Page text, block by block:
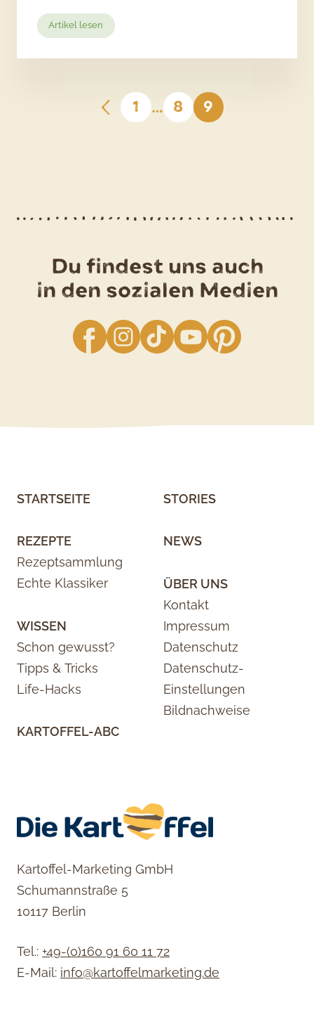
Artikel lesen
Vegetarische
Champignon-
Paprika-
1 … 8 9
Du findest uns auch
in den sozialen Medien
facebookInstagram
TikTok YouTube
STARTSEITE
REZEPTE
Rezeptsammlung
Echte Klassiker
WISSEN
Schon gewusst?
Tipps & Tricks
Life-Hacks
KARTOFFEL-ABC
STORIES
NEWS
ÜBER UNS
Kontakt
Impressum
Datenschutz
Datenschutz-
Einstellungen
Bildnachweise
Kartoffel-Marketing GmbH
Schumannstraße 5
10117 Berlin
Tel.: +49-(0)160 91 60 11 72
E-Mail: info@kartoffelmarketing.de